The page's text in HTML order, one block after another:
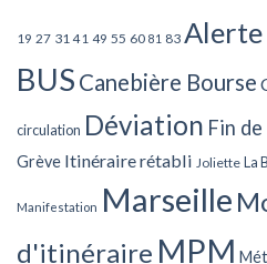
19 27 31 41 49 55 60 81 83
BUS Canebière Bourse
circulation Déviation Fin
Grève Itinéraire rétabli Joliette La
Manifestation Marseille
d'itinéraire MPM